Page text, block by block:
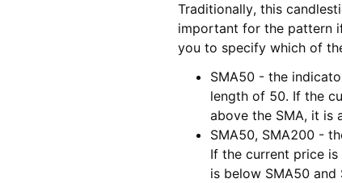
Traditionally, this
important for the pattern
you to specify which of
SMA50 - the
length of 50. If the
above the SMA, it is
SMA50, SMA200 -
If the current price
is below SMA50